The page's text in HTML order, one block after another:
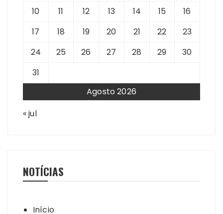
Agosto 2026
10
11 12 13 14 15
16
17
18 19 20 21 22
23
24
25 26 27 28 29
30
31
« jul
NOTÍCIAS
Início